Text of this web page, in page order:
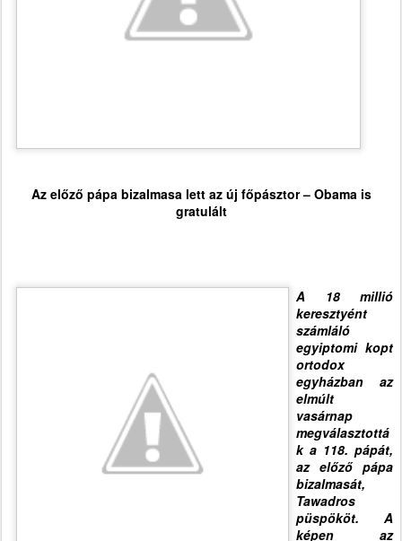
Az előző pápa bizalmasa lett az új főpásztor – Obama is
gratulált
A 18 millió
keresztyént
számláló
egyiptomi kopt
ortodox
egyházban az
elmúlt
vasárnap
megválasztottá
k a 118. pápát,
az előző pápa
bizalmasát,
Tawadros
püspököt. A
képen az